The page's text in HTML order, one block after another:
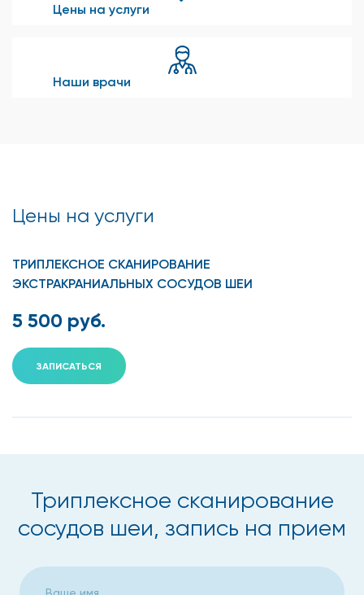
Цены на услуги
Наши врачи
Цены на услуги
ТРИПЛЕКСНОЕ СКАНИРОВАНИЕ
ЭКСТРАКРАНИАЛЬНЫХ СОСУДОВ ШЕИ
5 500 руб.
ЗАПИСАТЬСЯ
Триплексное сканирование
сосудов шеи, запись на прием